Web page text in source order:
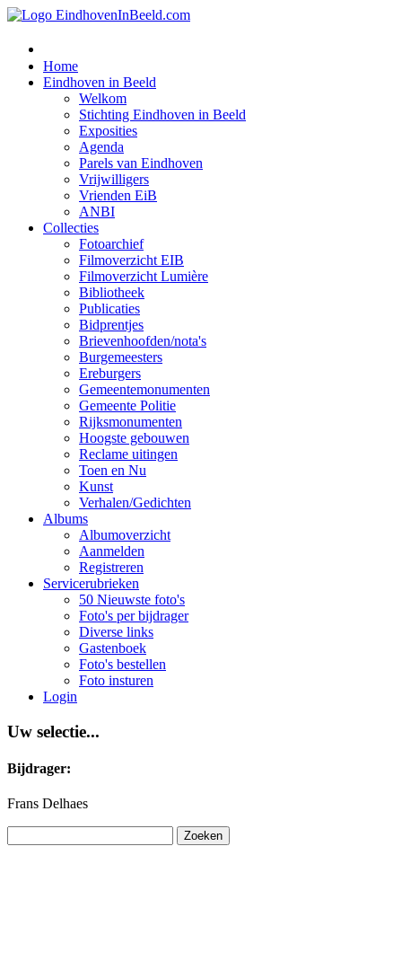
Home
Eindhoven in Beeld
Welkom
Stichting Eindhoven in Beeld
Exposities
Agenda
Parels van Eindhoven
Vrijwilligers
Vrienden EiB
ANBI
Collecties
Fotoarchief
Filmoverzicht EIB
Filmoverzicht Lumière
Bibliotheek
Publicaties
Bidprentjes
Brievenhoofden/nota's
Burgemeesters
Ereburgers
Gemeentemonumenten
Gemeente Politie
Rijksmonumenten
Hoogste gebouwen
Reclame uitingen
Toen en Nu
Kunst
Verhalen/Gedichten
Albums
Albumoverzicht
Aanmelden
Registreren
Servicerubrieken
50 Nieuwste foto's
Foto's per bijdrager
Diverse links
Gastenboek
Foto's bestellen
Foto insturen
Login
Uw selectie...
Bijdrager:
Frans Delhaes